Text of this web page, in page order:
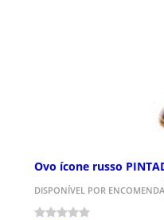
Ovo ícone russo
DISPONÍVEL POR ENCOMENDA